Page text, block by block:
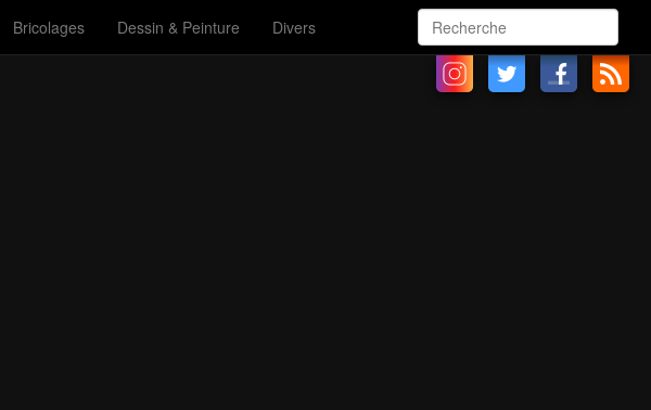
Bricolages Dessin & Peinture Divers